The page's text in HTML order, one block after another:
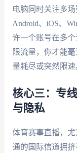
电脑同时关注多
Android、iOS、
许一个账号在多
限流量，你才能
量耗尽或突然限速
核心三：专
与隐私
体育赛事直播，
通的国际信道拥